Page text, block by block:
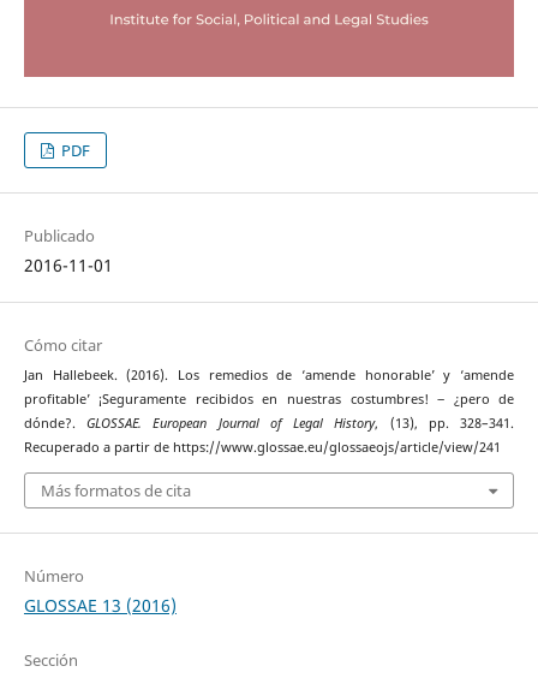
PDF
Publicado
2016-11-01
Cómo citar
Jan Hallebeek. (2016). Los remedios de ‘amende honorable’ y ‘amende
profitable’ ¡Seguramente recibidos en nuestras costumbres! ‒ ¿pero de
dónde?.GLOSSAE. European Journal of Legal History, (13), pp. 328–341.
Recuperado a partir de https://www.glossae.eu/glossaeojs/article/view/241
Más formatos de cita
Número
GLOSSAE 13 (2016)
Sección